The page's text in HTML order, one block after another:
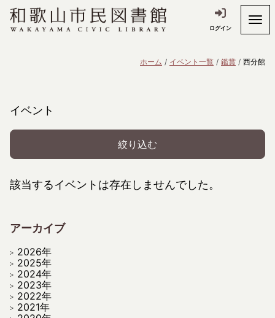
ログイン
ホーム イベント一覧 鑑賞 西分館
イベント
絞り込む
該当するイベントは存在しませんでした。
アーカイブ
2026年
2025年
2024年
2023年
2022年
2021年